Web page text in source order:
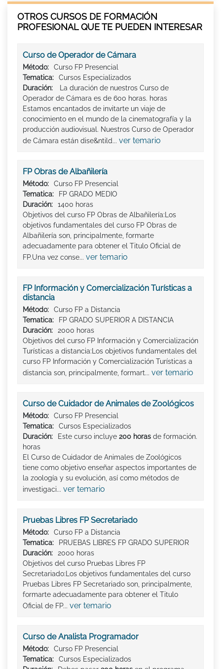
OTROS CURSOS DE FORMACIÓN
PROFESIONAL QUE TE PUEDEN INTERESAR
Curso de Operador de Cámara
Método:
Curso FP Presencial
Tematica:
Cursos Especializados
Duración:
La duración de nuestros Curso de
Operador de Cámara es de 600 horas. horas
Estamos encantados de invitarte un viaje de
conocimiento en el mundo de la cinematografía y la
producción audiovisual. Nuestros Curso de Operador
de Cámara están dise&ntild... ver temario
FP Obras de Albañilería
Método:
Curso FP Presencial
Tematica:
FP GRADO MEDIO
Duración:
1400 horas
Objetivos del curso FP Obras de Albañilería:Los
objetivos fundamentales del curso FP Obras de
Albañilería son, principalmente, formarte
adecuadamente para obtener el Titulo Oficial de
FP.Una vez conse... ver temario
FP Información y Comercialización Turísticas a
distancia
Método:
Curso FP a Distancia
Tematica:
FP GRADO SUPERIOR A DISTANCIA
Duración:
2000 horas
Objetivos del curso FP Información y Comercialización
Turísticas a distancia:Los objetivos fundamentales del
curso FP Información y Comercialización Turísticas a
distancia son, principalmente, formart... ver temario
Curso de Cuidador de Animales de Zoológicos
Método:
Curso FP Presencial
Tematica:
Cursos Especializados
Duración:
Este curso incluye 200 horas de formación.
horas
El Curso de Cuidador de Animales de Zoológicos
tiene como objetivo enseñar aspectos importantes de
la zoología y su evolución, así como métodos de
investigaci... ver temario
Pruebas Libres FP Secretariado
Método:
Curso FP a Distancia
Tematica:
PRUEBAS LIBRES FP GRADO SUPERIOR
Duración:
2000 horas
Objetivos del curso Pruebas Libres FP
Secretariado:Los objetivos fundamentales del curso
Pruebas Libres FP Secretariado son, principalmente,
formarte adecuadamente para obtener el Titulo
Oficial de FP... ver temario
Curso de Analista Programador
Método:
Curso FP Presencial
Tematica:
Cursos Especializados